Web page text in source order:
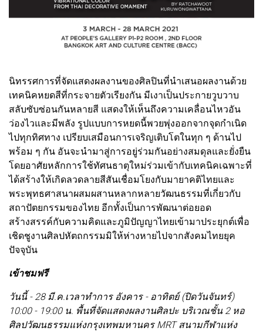
นิทรรศการที่จัดแสดงผลงานของศิลปินที่นำเสนอผลงานด้วย
เทคนิคหยดสีที่กระจายตัวเรียงกัน มีเงาเป็นประกายวูบวาบ
สลับซับซ่อนกันหลายสี แสดงให้เห็นถึงความเคลื่อนไหวอัน
ว่องไวและมีพลัง รูปแบบการหยดนี้พวยพุ่งออกจากจุดกำเนิด
ไปทุกทิศทาง เปรียบเสมือนการเจริญเติบโตในทุก ๆ ด้านไป
พร้อม ๆ กัน อันจะนำมาสู่การอยู่ร่วมกันอย่างสมดุลและยั่งยืน
โดยอาศัยหลักการใช้ทัศนธาตุใหม่ร่วมเข้ากับเทคนิคเฉพาะที่
ได้สร้างให้เกิดลวดลายสีสันเชื่อมโยงกับมายาคติไทยและ
พระพุทธศาสนาผสมผสานหลากหลายวัฒนธรรมที่เกี่ยวกับ
สถาปัตยกรรมของไทย อีกทั้งเป็นการพัฒนาต่อยอด
สร้างสรรค์กับความคิดและภูมิปัญญาไทยเข้ามาประยุกต์เพื่อ
เชิดชูงานศิลปหัตถกรรมมิให้ห่างหายไปจากสังคมไทยยุค
ปัจจุบัน
เข้าชมฟรี
วันนี้ - 28 มี.ค.เวลาทำการ อังคาร - อาทิตย์ (ปิดวันจันทร์)
10:00 - 19:00 น. พื้นที่จัดแสดงผลงานศิลปะ บริเวณชั้น 2 หอ
ศิลปวัฒนธรรมแห่งกรุงเทพมหานคร MRT สนามกีฬาแห่ง